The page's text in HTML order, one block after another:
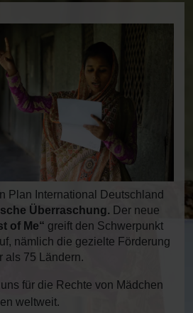
Plan International Deutschland
Überraschung. Der neue
of Me“ greift den Schwerpunkt
nämlich die gezielte Förderung
als 75 Ländern.
uns für die Rechte von Mädchen
weltweit.